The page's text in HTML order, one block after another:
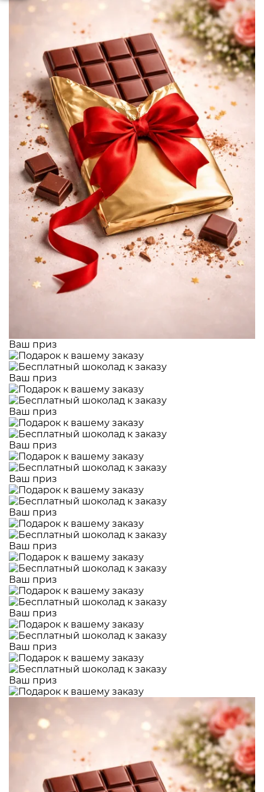
Ваш приз
Ваш приз
Ваш приз
Ваш приз
Ваш приз
Ваш приз
Ваш приз
Ваш приз
Ваш приз
Ваш приз
Ваш приз